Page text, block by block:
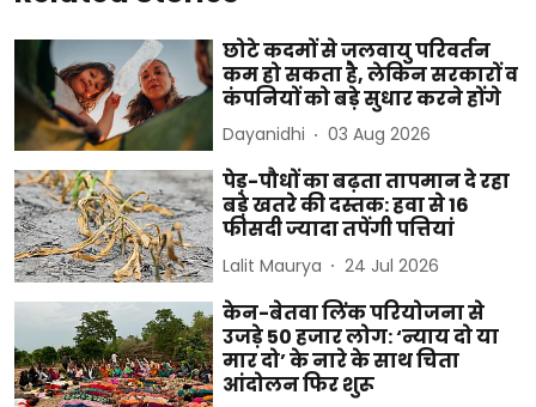
छोटे कदमों से जलवायु परिवर्तन
कम हो सकता है, लेकिन सरकारों व
कंपनियों को बड़े सुधार करने होंगे
Dayanidhi 03 Aug 2026
पेड़-पौधों का बढ़ता तापमान दे रहा
बड़े खतरे की दस्तक: हवा से 16
फीसदी ज्यादा तपेंगी पत्तियां
Lalit Maurya 24 Jul 2026
केन-बेतवा लिंक परियोजना से
उजड़े 50 हजार लोग: ‘न्याय दो या
मार दो’ के नारे के साथ चिता
आंदोलन फिर शुरू